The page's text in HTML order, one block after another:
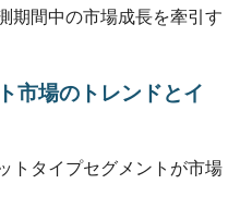
期間中の市場成長を牽引す
市場のトレンドとイ
トタイプセグメントが市場